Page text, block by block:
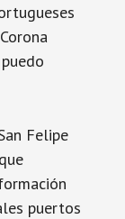
Felipe
puertos